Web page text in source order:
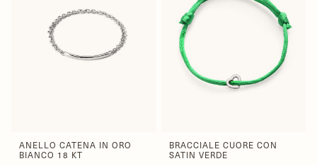
IN ORDINE ALFABETICO,
Z-A
PREZZO CRESCENTE
PREZZO DECRESCENTE
DATA, DA MENO A PIÙ
RECENTE
ANELLO CATENA IN ORO
BIANCO 18 KT
BRACCIALE CUORE CON
SATIN VERDE